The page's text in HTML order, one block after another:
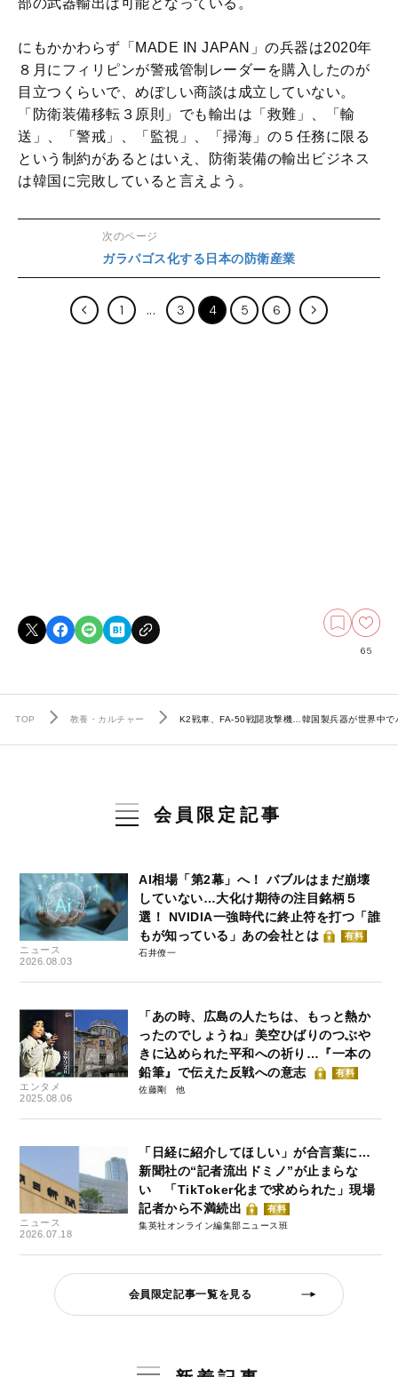
にもかかわらず「MADE IN JAPAN」の兵器は2020年
８月にフィリピンが警戒管制レーダーを購入したのが
目立つくらいで、めぼしい商談は成立していない。
「防衛装備移転３原則」でも輸出は「救難」、「輸
送」、「警戒」、「監視」、「掃海」の５任務に限る
という制約があるとはいえ、防衛装備の輸出ビジネス
は韓国に完敗していると言えよう。
次のページ
ガラパゴス化する日本の防衛産業
1 3 4 5 6
65
TOP 教養・カルチャー K2戦車、FA-50戦闘攻撃機…韓国製兵器が世界中
会員限定記事
ニュース
2026.08.03
AI相場「第2幕」へ！ バブルはまだ崩壊
していない…大化け期待の注目銘柄５
選！ NVIDIA一強時代に終止符を打つ「誰
もが知っている」あの会社とは
有料
石井僚一
エンタメ
2025.08.06
「あの時、広島の人たちは、もっと熱か
ったのでしょうね」美空ひばりのつぶや
きに込められた平和への祈り…『一本の
鉛筆』で伝えた反戦への意志
有料
佐藤剛
ニュース
2026.07.18
「日経に紹介してほしい」が合言葉に…
新聞社の“記者流出ドミノ”が止まらな
い 「TikToker化まで求められた」現場
記者から不満続出
有料
集英社オンライン編集部ニュース班
会員限定記事一覧を見る